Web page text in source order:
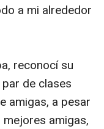
a mi alrededor
reconocí su
de clases
amigas, a pesar
mejores amigas,